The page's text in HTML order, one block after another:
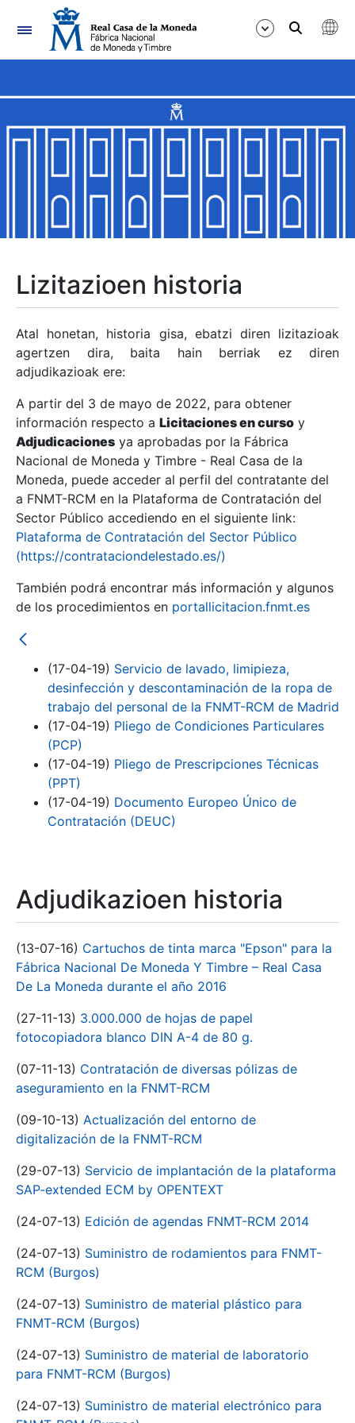
Nabigazioa
Erakutsi/Ezkutatu
Erakutsi/Ezkutatu
Erakutsi/Ezkutatu
Erakutsi/Ezkutatu
Erakutsi/Ezkutatu
Erakutsi/Ezkutatu
Erakutsi/Ezkutatu
Erakutsi/Ezkutatu
Lizitazioen historia
Atal honetan, historia gisa, ebatzi diren lizitazioak
agertzen dira, baita hain berriak ez diren
adjudikazioak ere:
A partir del 3 de mayo de 2022, para obtener
información respecto a Licitaciones en curso y
Adjudicaciones ya aprobadas por la Fábrica
Nacional de Moneda y Timbre - Real Casa de la
Moneda, puede acceder al perfil del contratante del
a FNMT-RCM en la Plataforma de Contratación del
Sector Público accediendo en el siguiente link:
Plataforma de Contratación del Sector Público
(https://contrataciondelestado.es/)
También podrá encontrar más información y algunos
de los procedimientos en portallicitacion.fnmt.es
(17-04-19) Servicio de lavado, limipieza,
desinfección y descontaminación de la ropa de
trabajo del personal de la FNMT-RCM de Madrid
(17-04-19) Pliego de Condiciones Particulares
(PCP)
(17-04-19) Pliego de Prescripciones Técnicas
(PPT)
(17-04-19) Documento Europeo Único de
Contratación (DEUC)
Adjudikazioen historia
(13-07-16) Cartuchos de tinta marca "Epson" para la
Fábrica Nacional De Moneda Y Timbre – Real Casa
De La Moneda durante el año 2016
(27-11-13) 3.000.000 de hojas de papel
fotocopiadora blanco DIN A-4 de 80 g.
(07-11-13) Contratación de diversas pólizas de
aseguramiento en la FNMT-RCM
(09-10-13) Actualización del entorno de
digitalización de la FNMT-RCM
(29-07-13) Servicio de implantación de la plataforma
SAP-extended ECM by OPENTEXT
(24-07-13) Edición de agendas FNMT-RCM 2014
(24-07-13) Suministro de rodamientos para FNMT-
RCM (Burgos)
(24-07-13) Suministro de material plástico para
FNMT-RCM (Burgos)
(24-07-13) Suministro de material de laboratorio
para FNMT-RCM (Burgos)
(24-07-13) Suministro de material electrónico para